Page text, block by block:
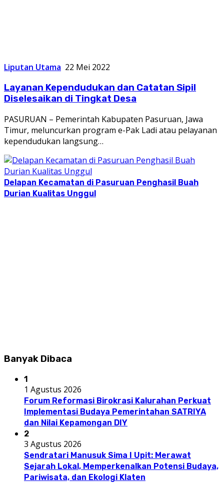
Liputan Utama 22 Mei 2022
Layanan Kependudukan dan Catatan Sipil
Diselesaikan di Tingkat Desa
PASURUAN – Pemerintah Kabupaten Pasuruan, Jawa
Timur, meluncurkan program e-Pak Ladi atau pelayanan
kependudukan langsung…
Delapan Kecamatan di Pasuruan Penghasil Buah
Durian Kualitas Unggul
Banyak Dibaca
1
1 Agustus 2026
Forum Reformasi Birokrasi Kalurahan Perkuat
Implementasi Budaya Pemerintahan SATRIYA
dan Nilai Kepamongan DIY
2
3 Agustus 2026
Sendratari Manusuk Sima I Upit: Merawat
Sejarah Lokal, Memperkenalkan Potensi Budaya,
Pariwisata, dan Ekologi Klaten